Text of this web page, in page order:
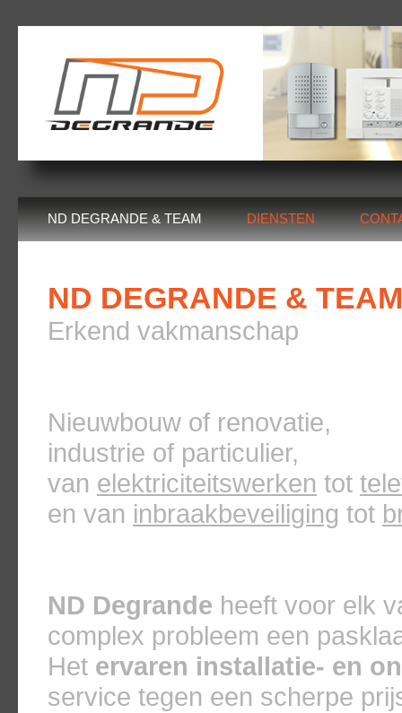
ND DEGRANDE & TEAM DIENSTEN
ND DEGRANDE & TEAM
Erkend vakmanschap
Nieuwbouw of renovatie,
industrie of particulier,
van elektriciteitswerken tot
en van inbraakbeveiliging tot
ND Degrande heeft voor elk
complex probleem een
Het ervaren installatie- en
service tegen een scherpe